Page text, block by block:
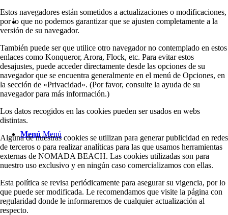
Menú Menú
Estos navegadores están sometidos a actualizaciones o modificaciones,
por lo que no podemos garantizar que se ajusten completamente a la
versión de su navegador.
También puede ser que utilice otro navegador no contemplado en estos
enlaces como Konqueror, Arora, Flock, etc. Para evitar estos
desajustes, puede acceder directamente desde las opciones de su
navegador que se encuentra generalmente en el menú de Opciones, en
la sección de «Privacidad». (Por favor, consulte la ayuda de su
navegador para más información.)
Los datos recogidos en las cookies pueden ser usados en webs
distintas.
Alguna de nuestras cookies se utilizan para generar publicidad en redes
de terceros o para realizar analíticas para las que usamos herramientas
externas de NOMADA BEACH. Las cookies utilizadas son para
nuestro uso exclusivo y en ningún caso comercializamos con ellas.
Esta política se revisa periódicamente para asegurar su vigencia, por lo
que puede ser modificada. Le recomendamos que visite la página con
regularidad donde le informaremos de cualquier actualización al
respecto.